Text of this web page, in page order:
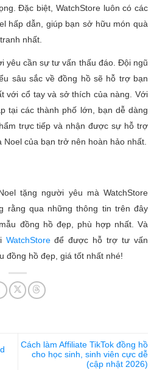
Đặc biệt, WatchStore luôn có các
hấp dẫn, giúp bạn sở hữu món quà
nhất.
yêu cần sự tư vấn thấu đáo. Đội ngũ
sâu sắc về đồng hồ sẽ hỗ trợ bạn
với cổ tay và sở thích của nàng. Với
tại các thành phố lớn, bạn dễ dàng
trực tiếp và nhận được sự hỗ trợ
của bạn trở nên hoàn hảo nhất.
tặng người yêu mà WatchStore
rằng qua những thông tin trên đây
đồng hồ đẹp, phù hợp nhất. Và
WatchStoređể được hỗ trợ tư vấn
đồng hồ đẹp, giá tốt nhất nhé!
Cách làm Affiliate TikTok đồng hồ
cho học sinh, sinh viên cực dễ
(cập nhật 2026)